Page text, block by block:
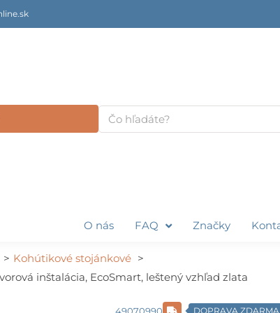
Vyhľadať
O nás FAQ Značky
Kohútikové stojánkové
inštalácia, EcoSmart, leštený vzhľad zlata
DOPRAVA ZDARMA